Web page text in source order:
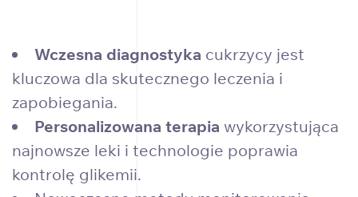
Wczesna diagnostyka cukrzycy jest
kluczowa dla skutecznego leczenia i
zapobiegania.
Personalizowana terapia wykorzystująca
najnowsze leki i technologie poprawia
kontrolę glikemii.